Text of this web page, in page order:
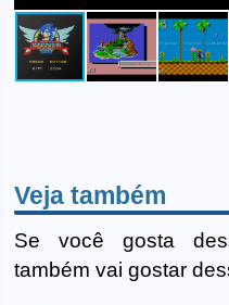
Veja também
Se você gosta
também vai gostar